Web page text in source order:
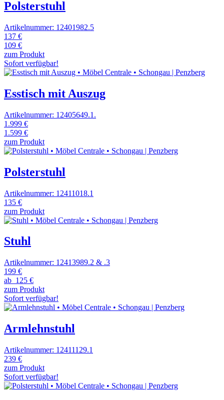
Polsterstuhl
Artikelnummer: 12401982.5
137 €
109 €
zum Produkt
Sofort verfügbar!
Esstisch mit Auszug
Artikelnummer: 12405649.1.
1.999 €
1.599 €
zum Produkt
Polsterstuhl
Artikelnummer: 12411018.1
135 €
zum Produkt
Stuhl
Artikelnummer: 12413989.2 & .3
199 €
ab 125 €
zum Produkt
Sofort verfügbar!
Armlehnstuhl
Artikelnummer: 12411129.1
239 €
zum Produkt
Sofort verfügbar!